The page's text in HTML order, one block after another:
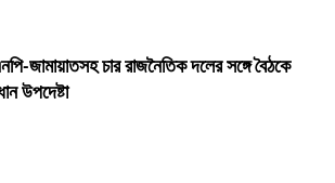
জামায়াতসহ চার রাজনৈতিক দলের সঙ্গে বৈঠকে
উপদেষ্টা